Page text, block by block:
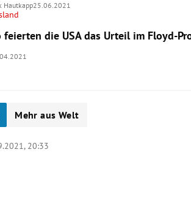
Hautkapp25.06.2021
feierten die USA das Urteil im Floyd-
Mehr aus Welt
20:33